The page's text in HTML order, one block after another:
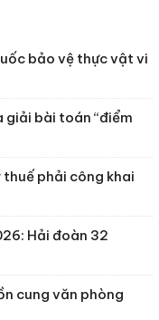
bảo vệ thực vật vi
giải bài toán “điểm
phải công khai
Hải đoàn 32
cung văn phòng